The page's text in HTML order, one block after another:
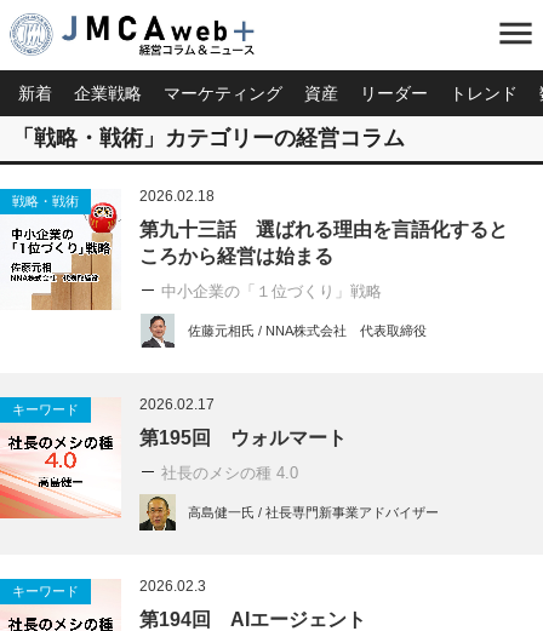
menu
新着 企業戦略 マーケティング 資産 リーダー トレンド
「戦略・戦術」カテゴリーの経営コラム
戦略・戦術 2026.02.18
第九十三話 選ばれる理由を言語化すると
ころから経営は始まる
中小企業の「１位づくり」戦略
佐藤元相氏 / NNA株式会社 代表取締役
キーワード 2026.02.17
第195回 ウォルマート
社長のメシの種 4.0
高島健一氏 / 社長専門新事業アドバイザー
キーワード 2026.02.3
第194回 AIエージェント